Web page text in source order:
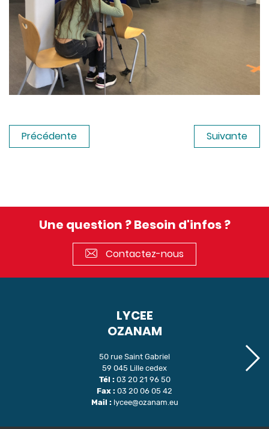
Précédente Suivante
Une question ? Besoin d'infos ?
Contactez-nous
LYCEE
OZANAM
50 rue Saint Gabriel
59 045 Lille cedex
Tél : 03 20 21 96 50
Fax : 03 20 06 05 42
Mail : lycee@ozanam.eu